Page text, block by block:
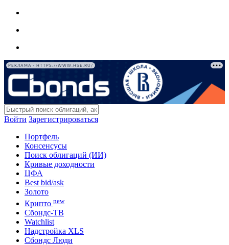
РЕКЛАМА • HTTPS://WWW.HSE.RU/
Войти Зарегистрироваться
Портфель
Консенсусы
Поиск облигаций (ИИ)
Кривые доходности
ЦФА
Best bid/ask
Золото
Крипто new
Сбондс-ТВ
Watchlist
Надстройка XLS
Сбондс Люди